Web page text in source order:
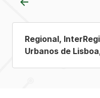
Regional,
Urbanos de